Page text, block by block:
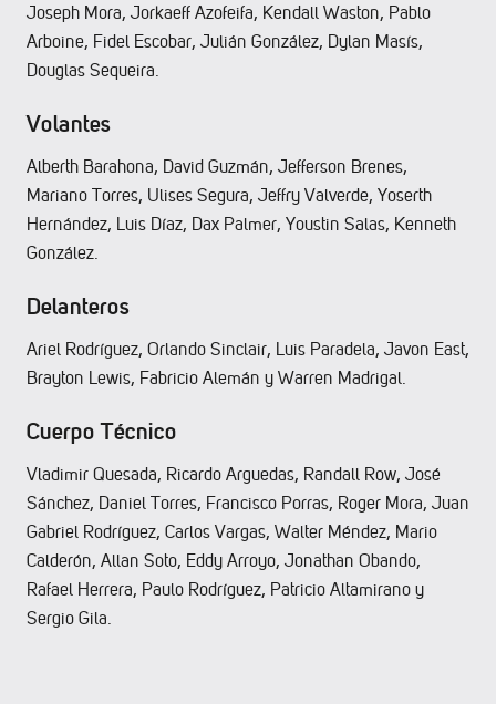
Joseph Mora, Jorkaeff Azofeifa, Kendall Waston, Pablo
Arboine, Fidel Escobar, Julián González, Dylan Masís,
Douglas Sequeira.
Volantes
Alberth Barahona, David Guzmán, Jefferson Brenes,
Mariano Torres, Ulises Segura, Jeffry Valverde, Yoserth
Hernández, Luis Díaz, Dax Palmer, Youstin Salas, Kenneth
González.
Delanteros
Ariel Rodríguez, Orlando Sinclair, Luis Paradela, Javon East,
Brayton Lewis, Fabricio Alemán y Warren Madrigal.
Cuerpo Técnico
Vladimir Quesada, Ricardo Arguedas, Randall Row, José
Sánchez, Daniel Torres, Francisco Porras, Roger Mora, Juan
Gabriel Rodríguez, Carlos Vargas, Walter Méndez, Mario
Calderón, Allan Soto, Eddy Arroyo, Jonathan Obando,
Rafael Herrera, Paulo Rodríguez, Patricio Altamirano y
Sergio Gila.